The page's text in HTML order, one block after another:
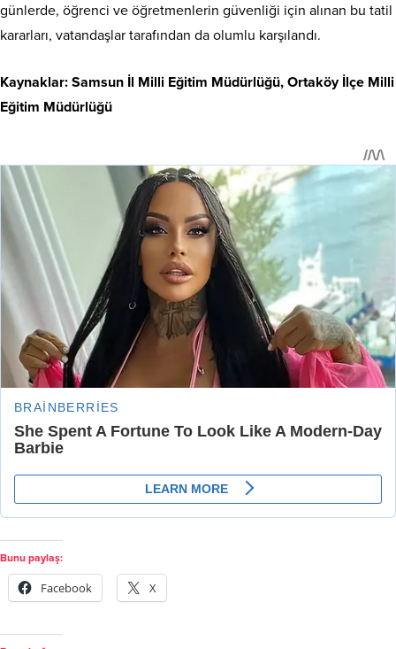
günlerde, öğrenci ve öğretmenlerin güvenliği için alınan bu tatil
kararları, vatandaşlar tarafından da olumlu karşılandı.
Kaynaklar: Samsun İl Milli Eğitim Müdürlüğü, Ortaköy İlçe Milli
Eğitim Müdürlüğü
Bunu paylaş:
Facebook X